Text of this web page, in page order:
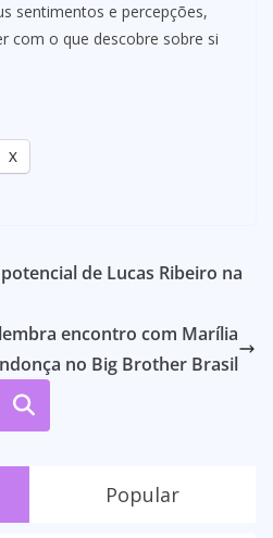
sentimentos e percepções,
com o que descobre sobre si
X
de Lucas Ribeiro na
encontro com Marília
no Big Brother Brasil
Popular